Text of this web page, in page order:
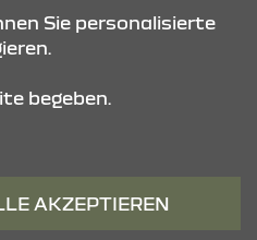
Sie personalisierte
begeben.
AKZEPTIEREN